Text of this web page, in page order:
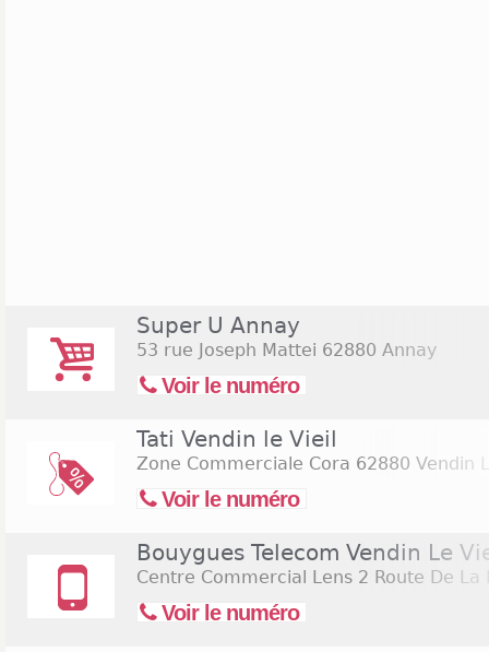
Super U Annay
53 rue Joseph Mattei 62880 Annay
Voir le numéro
Tati Vendin le Vieil
Zone Commerciale Cora 62880 Vendin
Voir le numéro
Bouygues Telecom Vendin Le
Centre Commercial Lens 2 Route De La
Voir le numéro